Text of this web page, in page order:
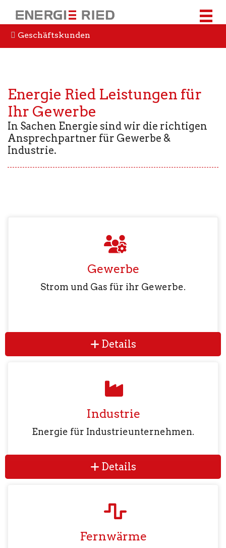
Geschäftskunden
Energie Ried Leistungen für
Ihr Gewerbe
In Sachen Energie sind wir die richtigen
Ansprechpartner für Gewerbe &
Industrie.
Gewerbe
Strom und Gas für ihr Gewerbe.
Industrie
Energie für Industrieunternehmen.
Fernwärme
Details
Details